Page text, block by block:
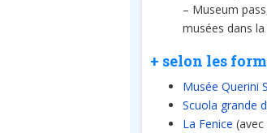
– Museum
musées dans
+ selon les
Musée Querini
Scuola grande
La Fenice